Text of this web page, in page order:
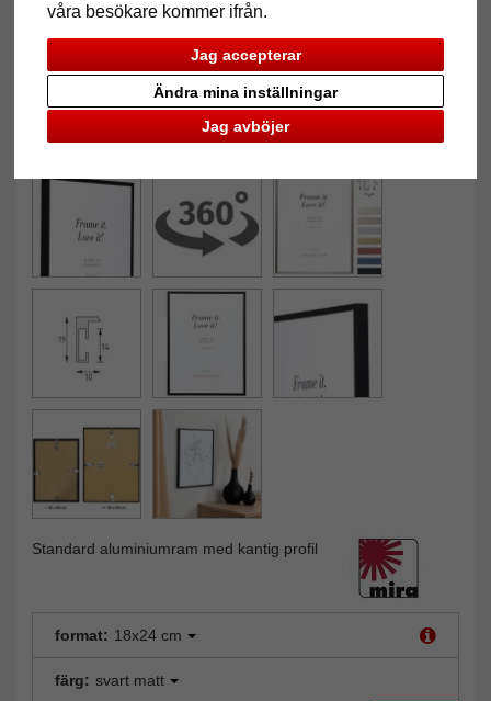
våra besökare kommer ifrån.
Jag accepterar
Jag avböjer
Ändra mina inställningar
Standard aluminiumram med kantig profil
format: 18x24 cm
färg: svart matt